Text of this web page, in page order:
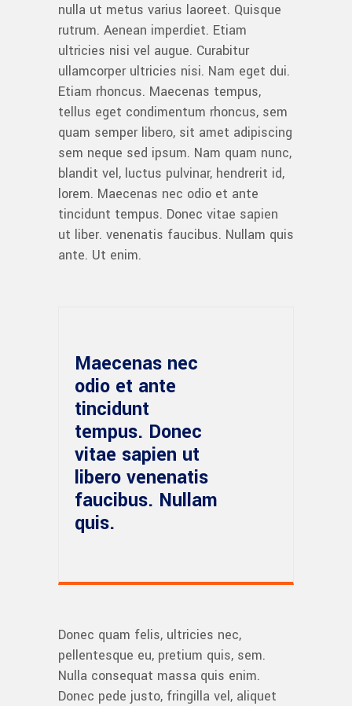
nulla ut metus varius laoreet. Quisque
rutrum. Aenean imperdiet. Etiam
ultricies nisi vel augue. Curabitur
ullamcorper ultricies nisi. Nam eget dui.
Etiam rhoncus. Maecenas tempus,
tellus eget condimentum rhoncus, sem
quam semper libero, sit amet adipiscing
sem neque sed ipsum. Nam quam nunc,
blandit vel, luctus pulvinar, hendrerit id,
lorem. Maecenas nec odio et ante
tincidunt tempus. Donec vitae sapien
ut liber. venenatis faucibus. Nullam quis
ante. Ut enim.
Maecenas nec
odio et ante
tincidunt
tempus. Donec
vitae sapien ut
libero venenatis
faucibus. Nullam
quis.
Donec quam felis, ultricies nec,
pellentesque eu, pretium quis, sem.
Nulla consequat massa quis enim.
Donec pede justo, fringilla vel, aliquet